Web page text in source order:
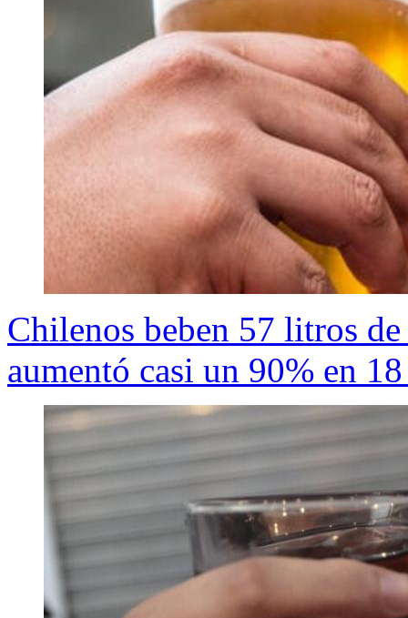
Chilenos beben 57 litros
aumentó casi un 90% en